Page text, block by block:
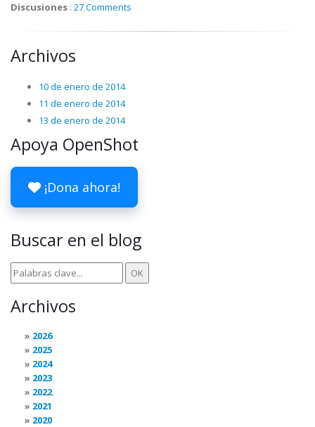
Discusiones : 27 Comments
Archivos
10 de enero de 2014
11 de enero de 2014
13 de enero de 2014
Apoya OpenShot
¡Dona ahora!
Buscar en el blog
Archivos
2026
2025
2024
2023
2022
2021
2020